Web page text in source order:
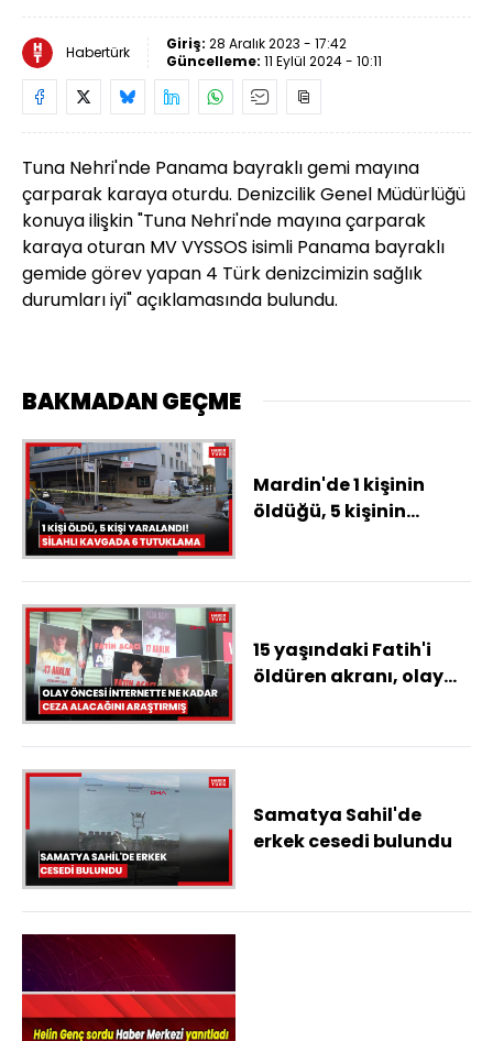
Habertürk Giriş: 28 Aralık 2023 - 17:42
Güncelleme: 11 Eylül 2024 - 10:11
Tuna Nehri'nde Panama bayraklı gemi mayına
çarparak karaya oturdu. Denizcilik Genel Müdürlüğü
konuya ilişkin "Tuna Nehri'nde mayına çarparak
karaya oturan MV VYSSOS isimli Panama bayraklı
gemide görev yapan 4 Türk denizcimizin sağlık
durumları iyi" açıklamasında bulundu.
BAKMADAN GEÇME
Mardin'de 1 kişinin
öldüğü, 5 kişinin
tutuklandı
15 yaşındaki Fatih'i
öldüren akranı, olay
araştırmış
Samatya Sahil'de
erkek cesedi bulundu